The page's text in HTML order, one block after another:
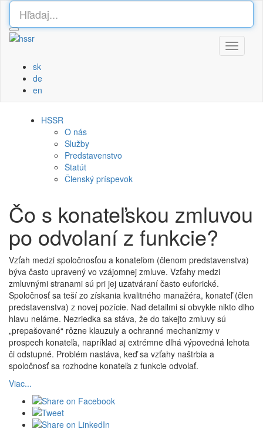
Toggle
sk
de
en
HSSR
O nás
Služby
Predstavenstvo
Štatút
Členský príspevok
Čo s konateľskou zmluvou
po odvolaní z funkcie?
Vzťah medzi spoločnosťou a konateľom (členom predstavenstva)
býva často upravený vo vzájomnej zmluve. Vzťahy medzi
zmluvnými stranami sú pri jej uzatváraní často euforické.
Spoločnosť sa teší zo získania kvalitného manažéra, konateľ (člen
predstavenstva) z novej pozície. Nad detailmi si obvykle nikto dlho
hlavu neláme. Nezriedka sa stáva, že do takejto zmluvy sú
„prepašované“ rôzne klauzuly a ochranné mechanizmy v
prospech konateľa, napríklad aj extrémne dlhá výpovedná lehota
či odstupné. Problém nastáva, keď sa vzťahy naštrbia a
spoločnosť sa rozhodne konateľa z funkcie odvolať.
Viac...